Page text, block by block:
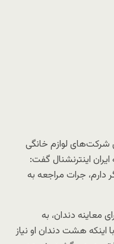
شرکت‌های لوازم خانگی
ایران اینترنشنال گفت:
جرات مراجعه به
معاینه دندان، به
اینکه هشت دندان او نیاز